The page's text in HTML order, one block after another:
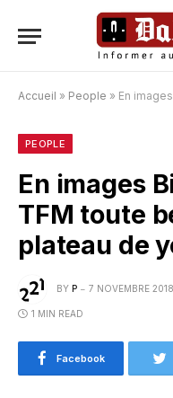
Accueil » People » En images
PEOPLE
En images
TFM toute
plateau de
BY P 7 NOVEMBRE 2018
1 MIN READ
Facebook